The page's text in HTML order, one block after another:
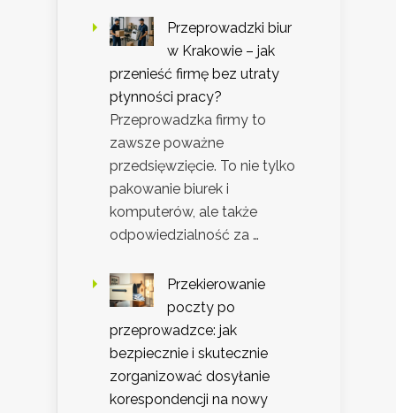
Przeprowadzki biur
w Krakowie – jak
przenieść firmę bez utraty
płynności pracy?
Przeprowadzka firmy to
zawsze poważne
przedsięwzięcie. To nie tylko
pakowanie biurek i
komputerów, ale także
odpowiedzialność za …
Przekierowanie
poczty po
przeprowadzce: jak
bezpiecznie i skutecznie
zorganizować dosyłanie
korespondencji na nowy